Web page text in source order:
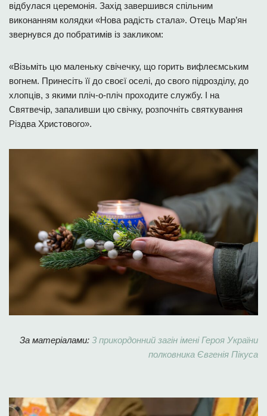
відбулася церемонія. Захід завершився спільним
виконанням колядки «Нова радість стала». Отець Мар’ян
звернувся до побратимів із закликом:
«Візьміть цю маленьку свічечку, що горить вифлеємським
вогнем. Принесіть її до своєї оселі, до свого підрозділу, до
хлопців, з якими пліч-о-пліч проходите службу. І на
Святвечір, запаливши цю свічку, розпочніть святкування
Різдва Христового».
За матеріалами: 3 прикордонний загін імені Героя України
полковника Євгенія Пікуса